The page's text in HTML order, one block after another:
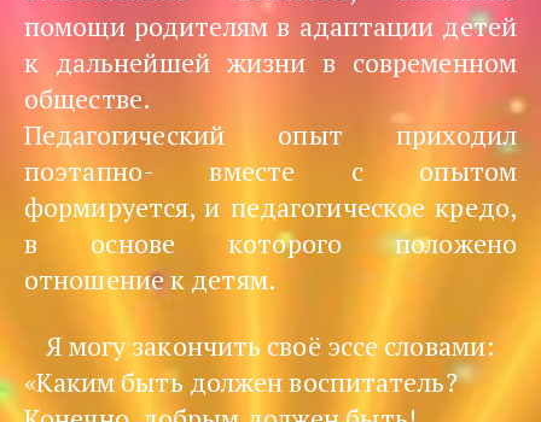
помощи родителям в адаптации детей
к дальнейшей жизни в современном
обществе.
Педагогический опыт приходил
поэтапно- вместе с опытом
формируется, и педагогическое кредо,
в основе которого положено
отношение к детям.
Я могу закончить своё эссе словами:
«Каким быть должен воспитатель?